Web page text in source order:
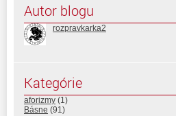
Autor blogu
rozpravkarka2
Kategórie
aforizmy (1)
Básne (91)